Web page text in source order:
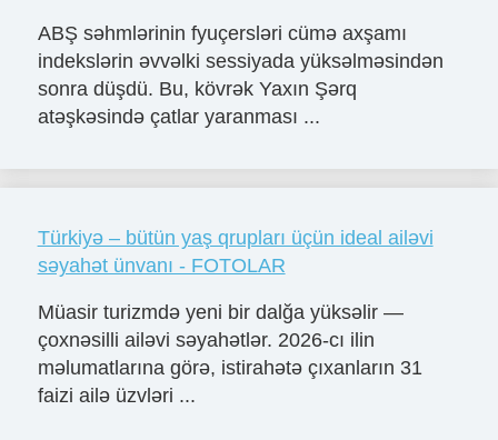
ABŞ səhmlərinin fyuçersləri cümə axşamı
indekslərin əvvəlki sessiyada yüksəlməsindən
sonra düşdü. Bu, kövrək Yaxın Şərq
atəşkəsində çatlar yaranması ...
Türkiyə – bütün yaş qrupları üçün ideal ailəvi
səyahət ünvanı - FOTOLAR
Müasir turizmdə yeni bir dalğa yüksəlir —
çoxnəsilli ailəvi səyahətlər. 2026-cı ilin
məlumatlarına görə, istirahətə çıxanların 31
faizi ailə üzvləri ...